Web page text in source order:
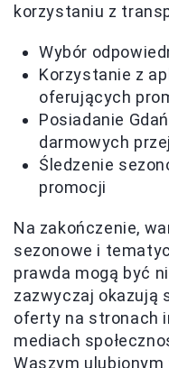
korzystaniu z
Wybór
Korzystanie z
oferujących
Posiadanie
darmowych
Śledzenie
promocji
Na zakończenie,
sezonowe i
prawda mogą być
zazwyczaj okazują
oferty na stronach
mediach
Waszym